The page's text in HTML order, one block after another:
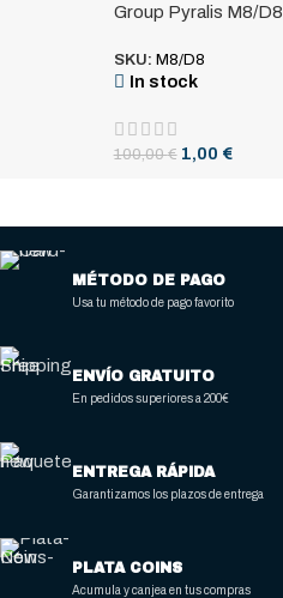
Group Pyralis M8/D8
SKU: M8/D8
In stock
100,00€ 1,00 €
MÉTODO DE PAGO
Usa tu método de pago favorito
ENVÍO GRATUITO
En pedidos superiores a 200€
ENTREGA RÁPIDA
Garantizamos los plazos de entrega
PLATA COINS
Acumula y canjea en tus compras